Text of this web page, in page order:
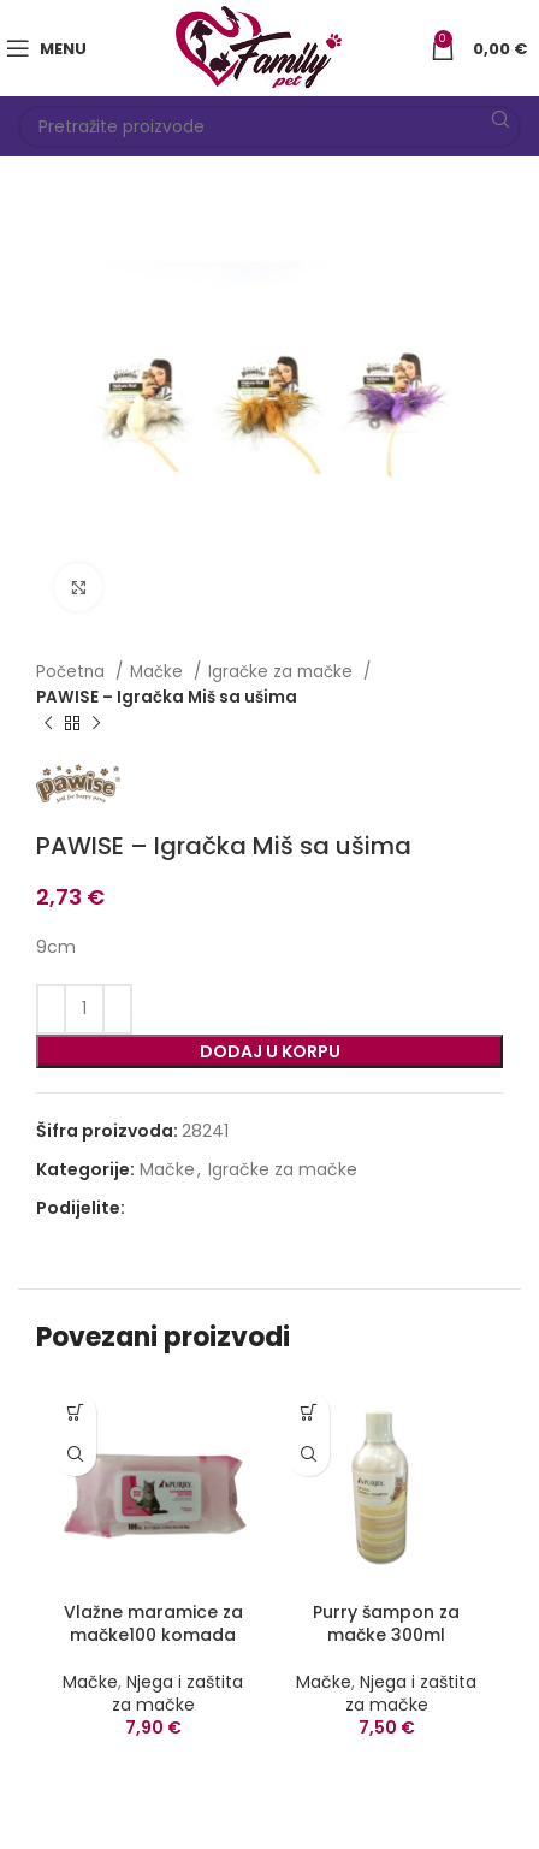
MENU 0 0,00 €
Početna Mačke
Igračke za mačke
PAWISE – Igračka Miš sa ušima
PAWISE – Igračka Miš sa ušima
2,73 €
9cm
DODAJ U KORPU
Šifra proizvoda: 28241
Kategorije: Mačke, Igračke za mačke
Podijelite:
Povezani proizvodi
Vlažne maramice za
mačke100 komada
Mačke, Njega i zaštita
za mačke
7,90 €
Purry šampon za
mačke 300ml
Mačke, Njega i zaštita
za mačke
7,50 €